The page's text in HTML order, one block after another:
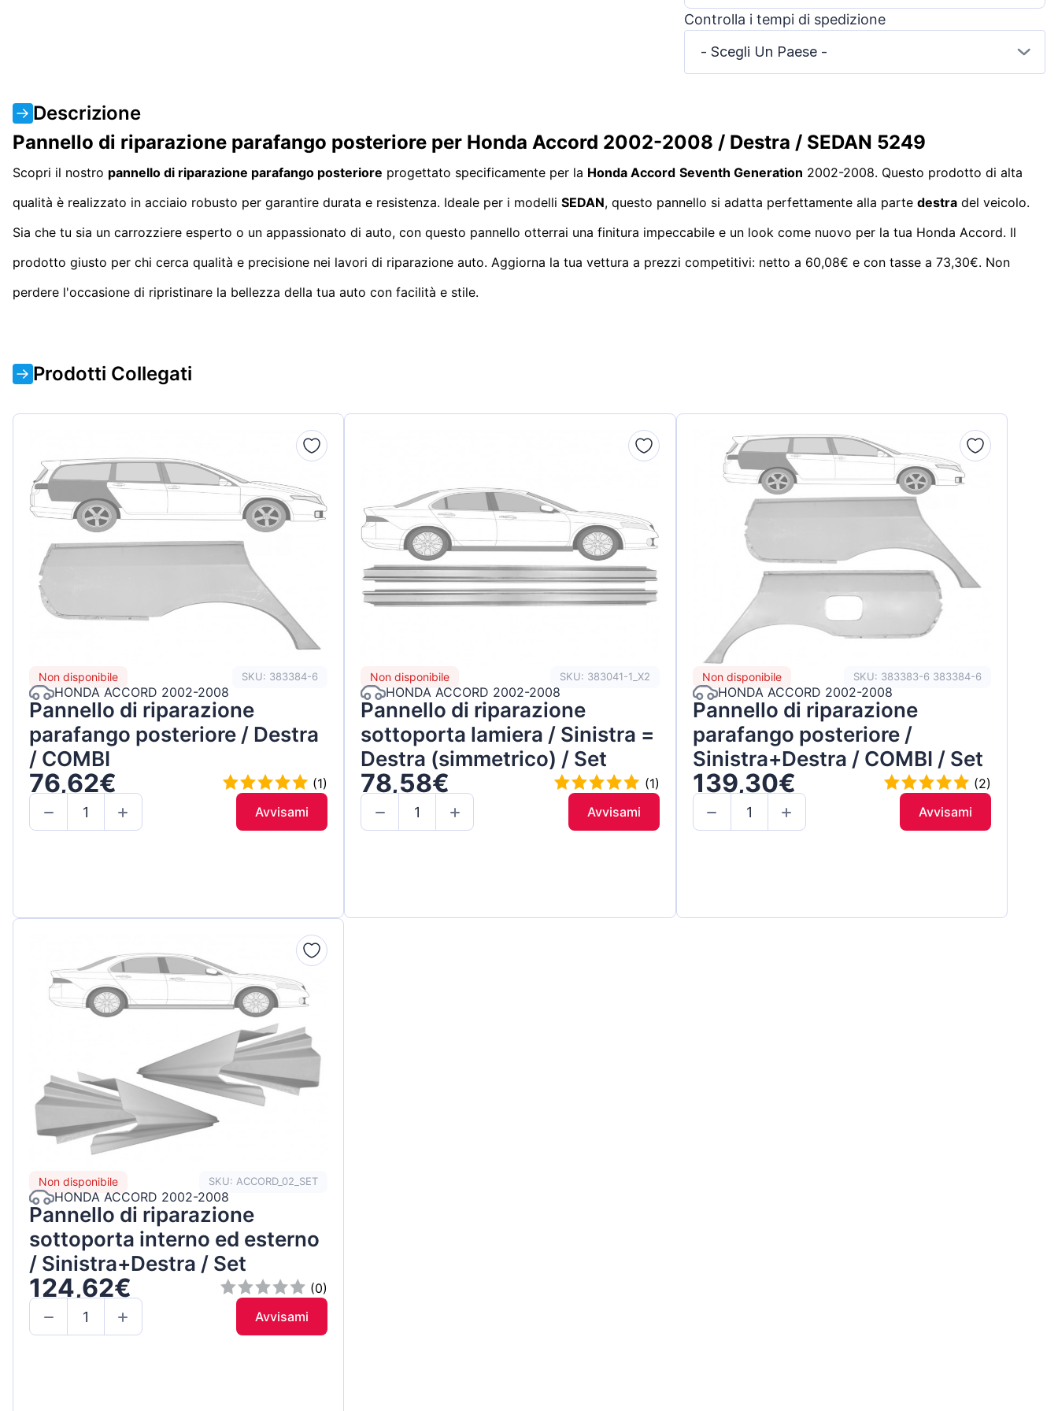
Controlla i tempi di spedizione
- Scegli Un Paese -
Descrizione
Pannello di riparazione parafango posteriore per Honda Accord 2002-2008 / Destra / SEDAN 5249
Scopri il nostro pannello di riparazione parafango posteriore progettato specificamente per la Honda Accord Seventh Generation 2002-2008. Questo prodotto di alta
qualità è realizzato in acciaio robusto per garantire durata e resistenza. Ideale per i modelli SEDAN, questo pannello si adatta perfettamente alla parte destra del veicolo.
Sia che tu sia un carrozziere esperto o un appassionato di auto, con questo pannello otterrai una finitura impeccabile e un look come nuovo per la tua Honda Accord. Il
prodotto giusto per chi cerca qualità e precisione nei lavori di riparazione auto. Aggiorna la tua vettura a prezzi competitivi: netto a 60,08€ e con tasse a 73,30€. Non
perdere l'occasione di ripristinare la bellezza della tua auto con facilità e stile.
Prodotti Collegati
Non disponibile SKU: 383384-6
HONDA ACCORD 2002-2008
Pannello di riparazione
parafango posteriore / Destra
/ COMBI
76,62€
(1)
Avvisami
Non disponibile SKU: 383041-1_X2
HONDA ACCORD 2002-2008
Pannello di riparazione
sottoporta lamiera / Sinistra =
Destra (simmetrico) / Set
78,58€
(1)
Avvisami
Non disponibile SKU: 383383-6 383384-6
HONDA ACCORD 2002-2008
Pannello di riparazione
parafango posteriore /
Sinistra+Destra / COMBI / Set
139,30€
(2)
Avvisami
Non disponibile SKU: ACCORD_02_SET
HONDA ACCORD 2002-2008
Pannello di riparazione
sottoporta interno ed esterno
/ Sinistra+Destra / Set
124,62€
(0)
Avvisami